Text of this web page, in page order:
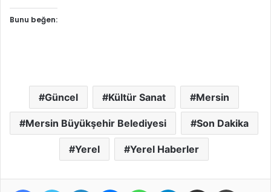
Bunu beğen:
Güncel Kültür Sanat Mersin
Mersin Büyükşehir Belediyesi Son Dakika
Yerel Yerel Haberler
FacebookTwitter LinkedIn MessengerWhatsAppTelegram E-Posta ile paylaş